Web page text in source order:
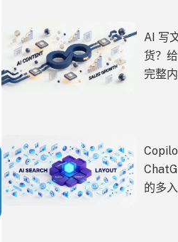
AI 写
货？
完整
的多